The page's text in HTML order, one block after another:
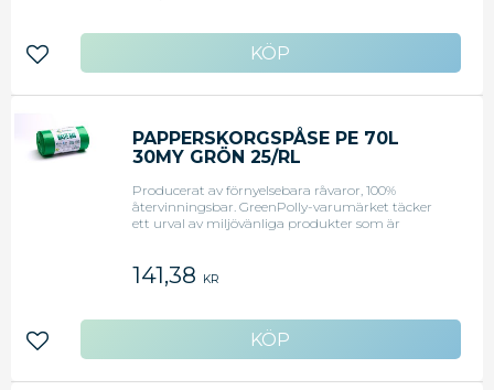
Lägg till i favoriter
PAPPERSKORGSPÅSE PE 70L
30MY GRÖN 25/RL
Producerat av förnyelsebara råvaror, 100%
återvinningsbar. GreenPolly-varumärket täcker
ett urval av miljövänliga produkter som är
traditionell polyeten, men tillverkas av
förnyelsebara råvaror eller återvunna råvaror som
jungfrulig plast. Alla produkter i GreenPolly
sortimentet reducerar användandet av fossil olja &
CO2, kraftig reduktion av CO2, råvaran är
141,38 KR
Lägg till i favoriter